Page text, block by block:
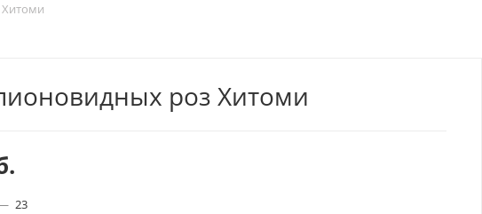
Хитоми
роз Хитоми
23